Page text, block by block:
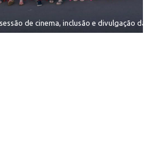
de cinema, inclusão e divulgação da